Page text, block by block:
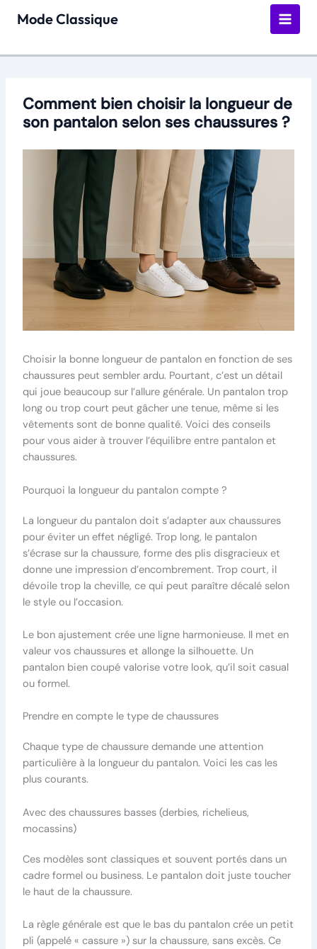
Mode Classique
Comment bien choisir la longueur de
son pantalon selon ses chaussures ?
Choisir la bonne longueur de pantalon en fonction de ses
chaussures peut sembler ardu. Pourtant, c’est un détail
qui joue beaucoup sur l’allure générale. Un pantalon trop
long ou trop court peut gâcher une tenue, même si les
vêtements sont de bonne qualité. Voici des conseils
pour vous aider à trouver l’équilibre entre pantalon et
chaussures.
Pourquoi la longueur du pantalon compte ?
La longueur du pantalon doit s’adapter aux chaussures
pour éviter un effet négligé. Trop long, le pantalon
s’écrase sur la chaussure, forme des plis disgracieux et
donne une impression d’encombrement. Trop court, il
dévoile trop la cheville, ce qui peut paraître décalé selon
le style ou l’occasion.
Le bon ajustement crée une ligne harmonieuse. Il met en
valeur vos chaussures et allonge la silhouette. Un
pantalon bien coupé valorise votre look, qu’il soit casual
ou formel.
Prendre en compte le type de chaussures
Chaque type de chaussure demande une attention
particulière à la longueur du pantalon. Voici les cas les
plus courants.
Avec des chaussures basses (derbies, richelieus,
mocassins)
Ces modèles sont classiques et souvent portés dans un
cadre formel ou business. Le pantalon doit juste toucher
le haut de la chaussure.
La règle générale est que le bas du pantalon crée un petit
pli (appelé « cassure ») sur la chaussure, sans excès. Ce